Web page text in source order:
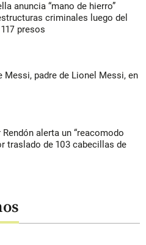
anuncia “mano de hierro”
criminales luego del
presos
Messi, padre de Lionel Messi, en
Rendón alerta un “reacomodo
traslado de 103 cabecillas de